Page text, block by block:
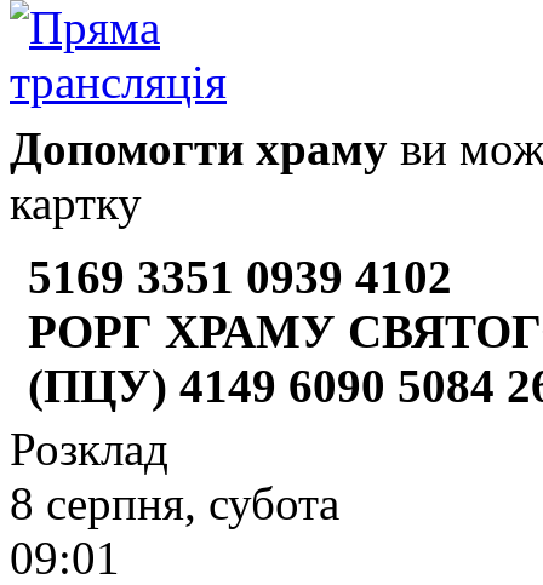
Допомогти храму ви
картку
5169 3351 0939 4102
РОРГ ХРАМУ
(ПЦУ) 4149 6090 5084
Розклад
8 серпня, субота
09:01